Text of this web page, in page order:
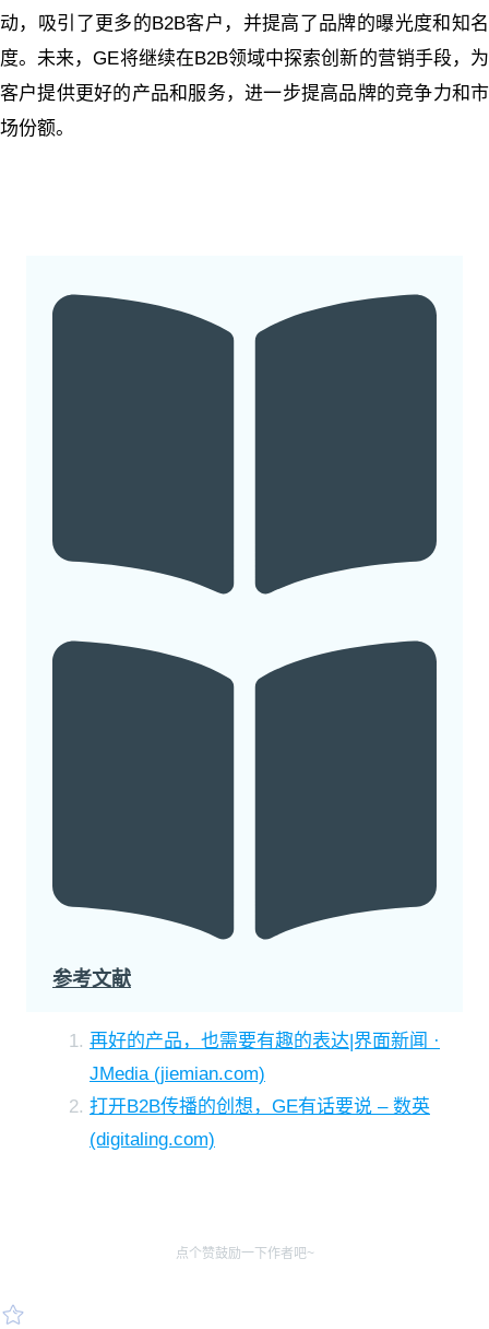
动，吸引了更多的B2B客户，并提高了品牌的曝光度和知名
度。未来，GE将继续在B2B领域中探索创新的营销手段，为
客户提供更好的产品和服务，进一步提高品牌的竞争力和市
场份额。
参考文献
再好的产品，也需要有趣的表达|界面新闻 ·
JMedia (jiemian.com)
打开B2B传播的创想，GE有话要说 – 数英
(digitaling.com)
点个赞鼓励一下作者吧~